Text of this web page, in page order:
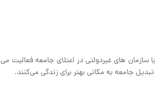
یا سازمان های غیردولتی در اعتلای جامعه فعالیت می
جامعه به مکانی بهتر برای زندگی می‌کنند.